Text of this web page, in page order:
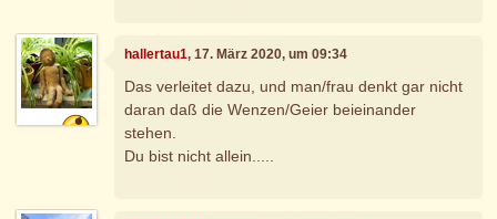
hallertau1, 17. März 2020, um 09:34
Das verleitet dazu, und man/frau denkt gar nicht
daran daß die Wenzen/Geier beieinander
stehen.
Du bist nicht allein.....